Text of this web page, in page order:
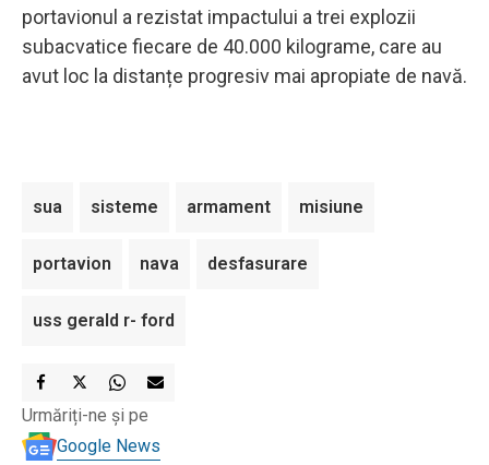
portavionul a rezistat impactului a trei explozii
subacvatice fiecare de 40.000 kilograme, care au
avut loc la distanțe progresiv mai apropiate de navă.
sua sisteme armament misiune
portavion nava desfasurare
uss gerald r- ford
Urmăriți-ne și pe
Google News